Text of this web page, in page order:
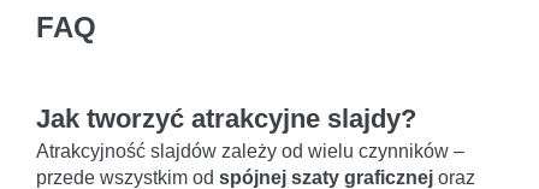
FAQ
Jak tworzyć atrakcyjne slajdy?
Atrakcyjność slajdów zależy od wielu czynników –
przede wszystkim od spójnej szaty graficznej oraz